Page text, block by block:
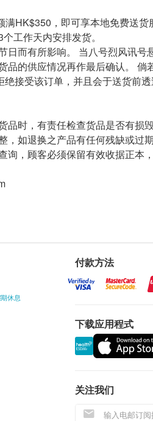
满HK$350，即可享本地免费送
工作天内安排发货。
日而有所影响。 当八号烈风讯号
品的供应情况再作最后确认。
接受该订单，并且会于送货前透
品时，有责任检查货品是否有损
，如退换之产品有任何残缺或过
询，顾客必须保留有效收据正本
休息
付款方法
下载应用程式
关注我们